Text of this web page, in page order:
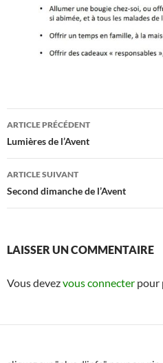
Navigation
des
articles
ARTICLE PRÉCÉDENT
Lumières de l’Avent
ARTICLE SUIVANT
Second dimanche de l’Avent
LAISSER UN COMMENTAIRE
Vous devezvous connecter pour